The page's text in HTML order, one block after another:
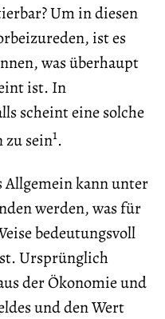
Um in diesen
ist es
was überhaupt
ist. In
scheint eine solche
zu sein1.
Allgemein kann unter
werden, was für
bedeutungsvoll
Ursprünglich
der Ökonomie und
und den Wert